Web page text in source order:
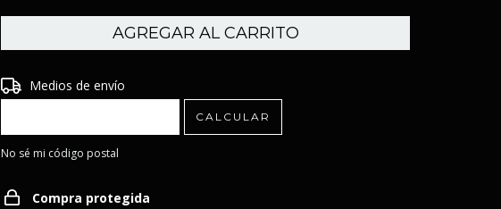
Entregas para el CP:
Medios de envío
CALCULAR
No sé mi código postal
Compra protegida